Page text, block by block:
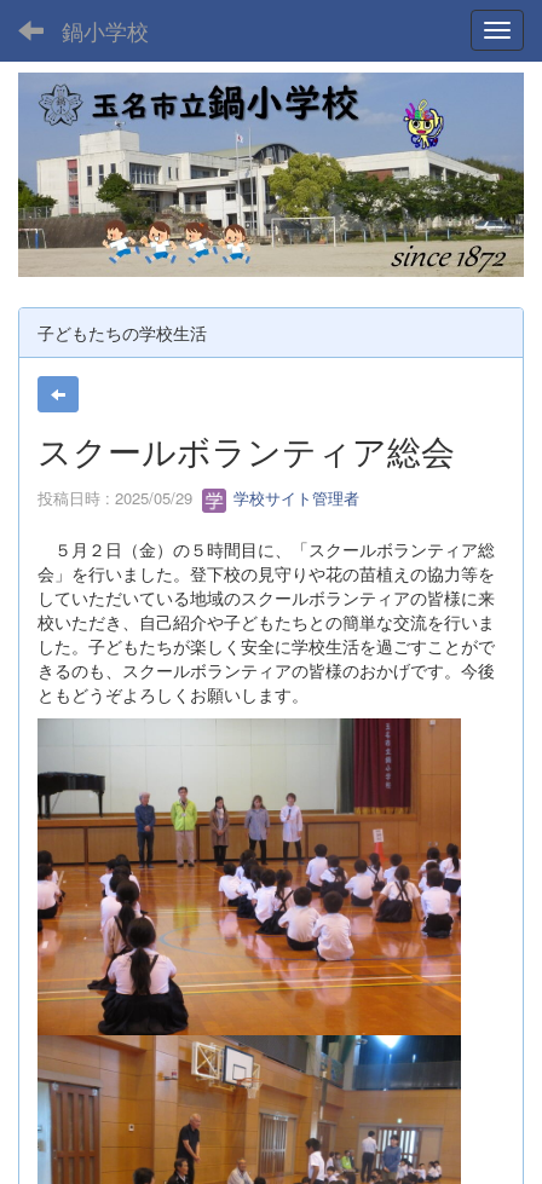
鍋小学校
子どもたちの学校生活
スクールボランティア総会
投稿日時 : 2025/05/29 学校サイト管理者
５月２日（金）の５時間目に、「スクールボランティア総
会」を行いました。登下校の見守りや花の苗植えの協力等を
していただいている地域のスクールボランティアの皆様に来
校いただき、自己紹介や子どもたちとの簡単な交流を行いま
した。子どもたちが楽しく安全に学校生活を過ごすことがで
きるのも、スクールボランティアの皆様のおかげです。今後
ともどうぞよろしくお願いします。